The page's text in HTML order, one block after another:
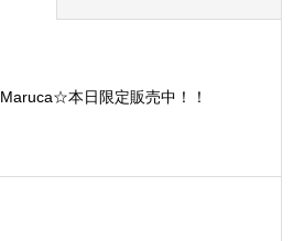
Maruca☆本日限定販売中！！